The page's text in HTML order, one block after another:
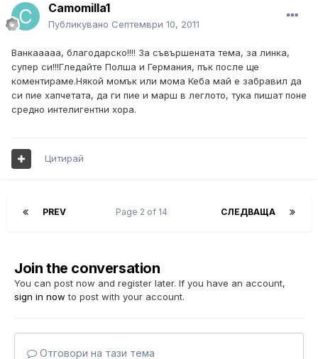
Camomilla1
Публикувано Септември 10, 2011
Ванкааааа, благодарско!!!! За съвършената тема, за линка,
супер си!!!Гледайте Полша и Германия, пък после ще
коментираме.Някой момък или мома Кеба май е забравил да
си пие хапчетата, да ги пие и марш в леглото, тука пишат поне
средно интелигентни хора.
Цитирай
PREV СЛЕДВАЩА
Page 2 of 14
Join the conversation
You can post now and register later. If you have an account,
sign in now to post with your account.
Отговори на тази тема